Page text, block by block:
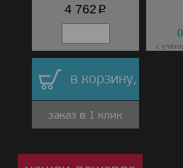
4 762 p
0
с
в корзину,
заказ в 1 клик